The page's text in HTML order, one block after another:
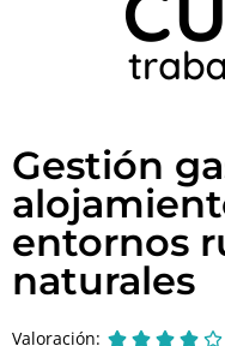
Gestión
entornos
naturales
Valoración:     